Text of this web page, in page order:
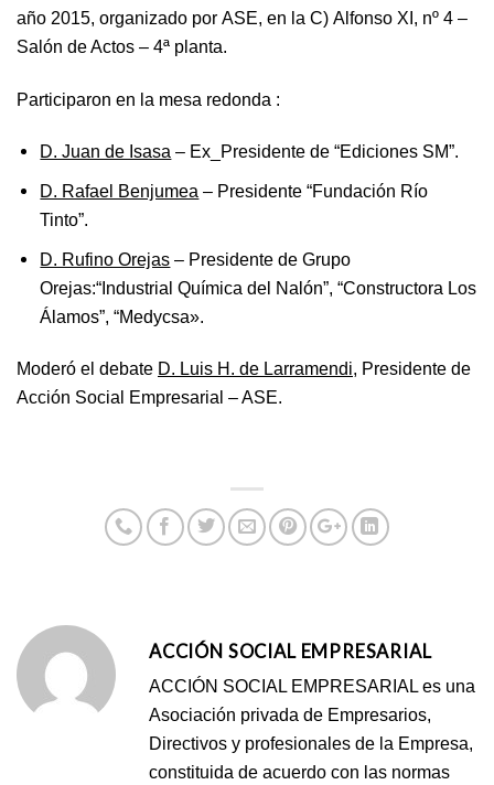
año 2015, organizado por ASE, en la C) Alfonso XI, nº 4 –
Salón de Actos – 4ª planta.
Participaron en la mesa redonda :
D. Juan de Isasa – Ex_Presidente de “Ediciones SM”.
D. Rafael Benjumea – Presidente “Fundación Río
Tinto”.
D. Rufino Orejas – Presidente de Grupo
Orejas:“Industrial Química del Nalón”, “Constructora Los
Álamos”, “Medycsa».
Moderó el debate D. Luis H. de Larramendi, Presidente de
Acción Social Empresarial – ASE.
ACCIÓN SOCIAL EMPRESARIAL
ACCIÓN SOCIAL EMPRESARIAL es una
Asociación privada de Empresarios,
Directivos y profesionales de la Empresa,
constituida de acuerdo con las normas